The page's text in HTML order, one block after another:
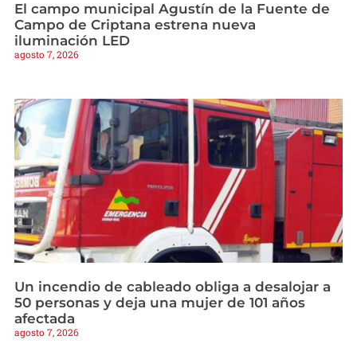
El campo municipal Agustín de la Fuente de
Campo de Criptana estrena nueva
iluminación LED
agosto 7, 2026
Un incendio de cableado obliga a desalojar a
50 personas y deja una mujer de 101 años
afectada
agosto 7, 2026